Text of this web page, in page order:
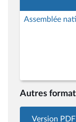
Assemblée
Autres
Version PDF